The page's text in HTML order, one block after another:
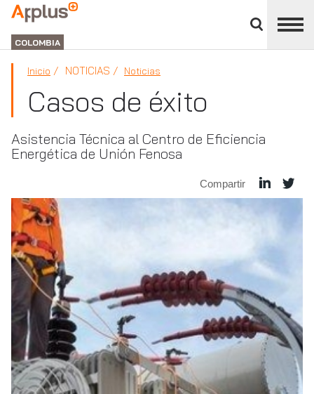
panel
APPLUS+
GROUP
COLOMBIA
Inicio NOTICIAS Noticias
Casos de éxito
Asistencia Técnica al Centro de Eficiencia
Energética de Unión Fenosa
Compartir